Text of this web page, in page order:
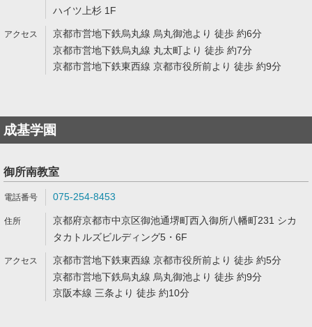
ハイツ上杉 1F
京都市営地下鉄烏丸線 烏丸御池より 徒歩 約6分
京都市営地下鉄烏丸線 丸太町より 徒歩 約7分
京都市営地下鉄東西線 京都市役所前より 徒歩 約9分
成基学園
御所南教室
075-254-8453
京都府京都市中京区御池通堺町西入御所八幡町231 シカ
タカトルズビルディング5・6F
京都市営地下鉄東西線 京都市役所前より 徒歩 約5分
京都市営地下鉄烏丸線 烏丸御池より 徒歩 約9分
京阪本線 三条より 徒歩 約10分